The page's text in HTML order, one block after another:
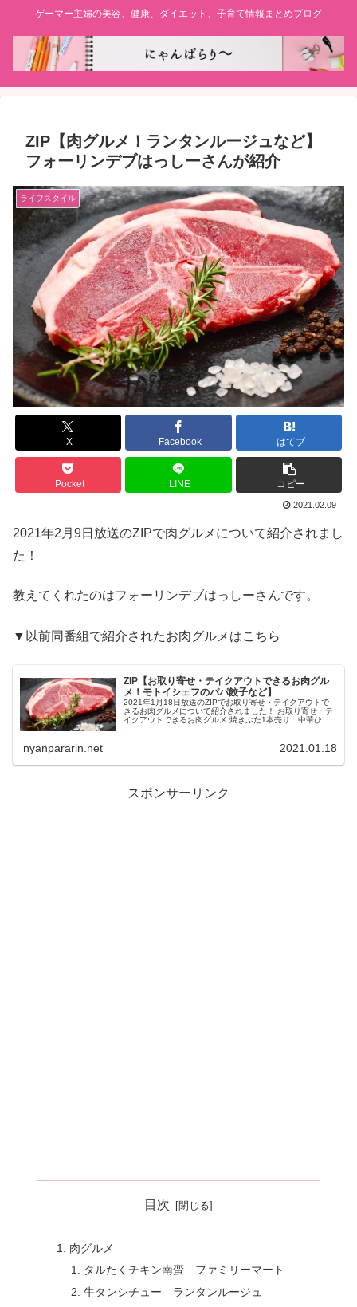
ゲーマー主婦の美容、健康、ダイエット、子育て情報まとめブログ
ZIP【肉グルメ！ランタンルージュなど】
フォーリンデブはっしーさんが紹介
ライフスタイル
X Facebook はてブ
Pocket LINE コピー
2021.02.09
2021年2月9日放送のZIPで肉グルメについて紹介されまし
た！
教えてくれたのはフォーリンデブはっしーさんです。
▼以前同番組で紹介されたお肉グルメはこちら
ZIP【お取り寄せ・テイクアウトできるお肉グル
メ！モトイシェフのパパ餃子など】
2021年1月18日放送のZIPでお取り寄せ・テイクアウトで
きるお肉グルメについて紹介されました！ お取り寄せ・テ
イクアウトできるお肉グルメ 焼きぶた1本売り 中華ひる
nyanpararin.net 2021.01.18
スポンサーリンク
目次
肉グルメ
タルたくチキン南蛮 ファミリーマート
牛タンシチュー ランタンルージュ